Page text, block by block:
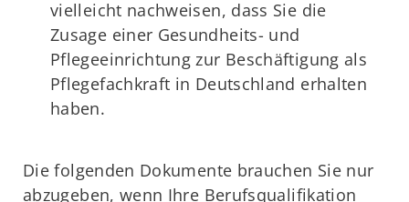
vielleicht nachweisen, dass Sie die
Zusage einer Gesundheits- und
Pflegeeinrichtung zur Beschäftigung als
Pflegefachkraft in Deutschland erhalten
haben.
Die folgenden Dokumente brauchen Sie nur
abzugeben, wenn Ihre Berufsqualifikation